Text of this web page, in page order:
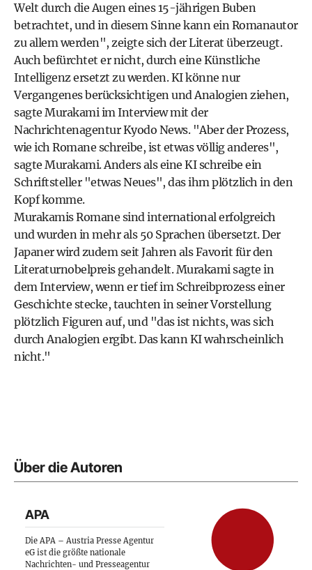
Welt durch die Augen eines 15-jährigen Buben
betrachtet, und in diesem Sinne kann ein Romanautor
zu allem werden", zeigte sich der Literat überzeugt.
Auch befürchtet er nicht, durch eine Künstliche
Intelligenz ersetzt zu werden. KI könne nur
Vergangenes berücksichtigen und Analogien ziehen,
sagte Murakami im Interview mit der
Nachrichtenagentur Kyodo News. "Aber der Prozess,
wie ich Romane schreibe, ist etwas völlig anderes",
sagte Murakami. Anders als eine KI schreibe ein
Schriftsteller "etwas Neues", das ihm plötzlich in den
Kopf komme.
Murakamis Romane sind international erfolgreich
und wurden in mehr als 50 Sprachen übersetzt. Der
Japaner wird zudem seit Jahren als Favorit für den
Literaturnobelpreis gehandelt. Murakami sagte in
dem Interview, wenn er tief im Schreibprozess einer
Geschichte stecke, tauchten in seiner Vorstellung
plötzlich Figuren auf, und "das ist nichts, was sich
durch Analogien ergibt. Das kann KI wahrscheinlich
nicht."
Über die Autoren
APA
Die APA – Austria Presse Agentur
eG ist die größte nationale
Nachrichten- und Presseagentur